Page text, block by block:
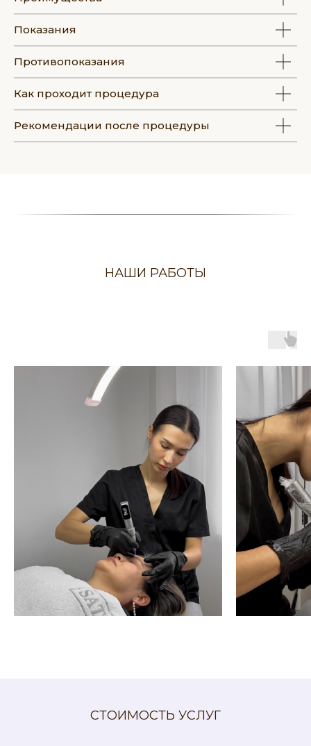
Показания
Противопоказания
Как проходит процедура
Рекомендации после процедуры
НАШИ РАБОТЫ
СТОИМОСТЬ УСЛУГ